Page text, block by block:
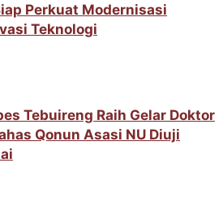
Perkuat Modernisasi
Teknologi
Tebuireng Raih Gelar Doktor
Qonun Asasi NU Diuji